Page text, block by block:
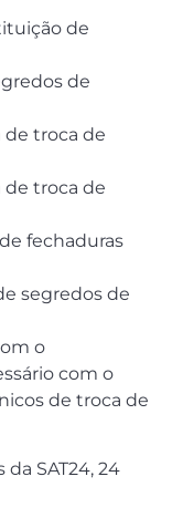
de
de
de troca de
de troca de
fechaduras
segredos de
o
com o
de troca de
SAT24, 24